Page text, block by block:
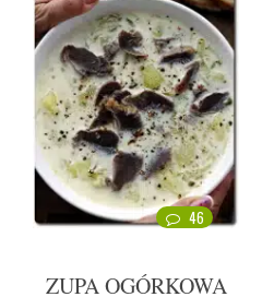
46
ZUPA OGÓRKOWA